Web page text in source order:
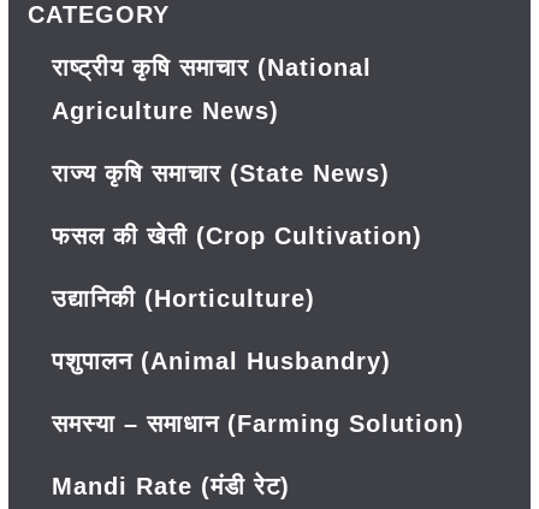
CATEGORY
राष्ट्रीय कृषि समाचार (National
Agriculture News)
राज्य कृषि समाचार (State News)
फसल की खेती (Crop Cultivation)
उद्यानिकी (Horticulture)
पशुपालन (Animal Husbandry)
समस्या – समाधान (Farming Solution)
Mandi Rate (मंडी रेट)